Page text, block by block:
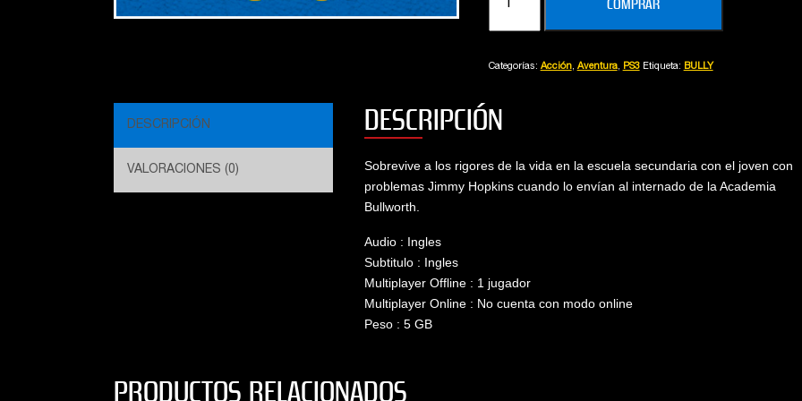
cantidad
COMPRAR
Categorías: Acción, Aventura, PS3 Etiqueta: BULLY
DESCRIPCIÓN
VALORACIONES (0)
DESCRIPCIÓN
Sobrevive a los rigores de la vida en la escuela secundaria con el joven con
problemas Jimmy Hopkins cuando lo envían al internado de la Academia
Bullworth.
Audio : Ingles
Subtitulo : Ingles
Multiplayer Offline : 1 jugador
Multiplayer Online : No cuenta con modo online
Peso : 5 GB
PRODUCTOS RELACIONADOS
Alberto